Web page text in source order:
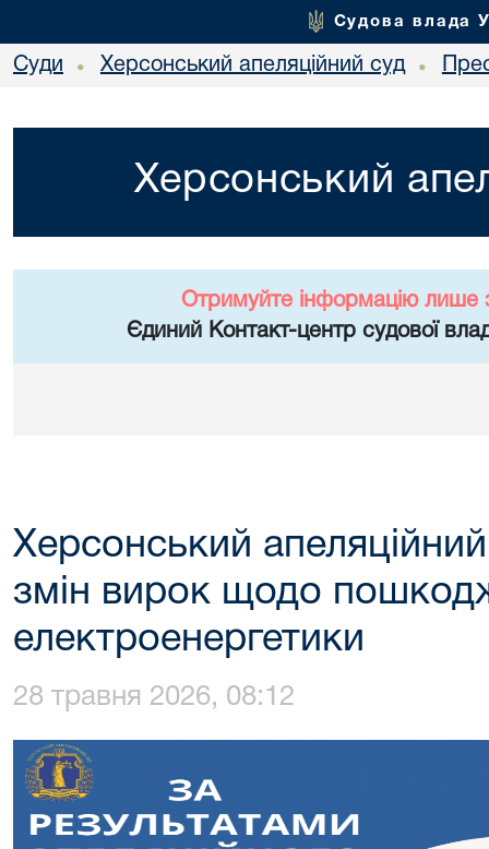
Судова влада
Суди • Херсонський апеляційний суд •
Херсонський
Отримуйте інформацію лише
Єдиний Контакт-центр судової
Херсонський
змін вирок щодо
електроенергетики
28 травня 2026, 08:12